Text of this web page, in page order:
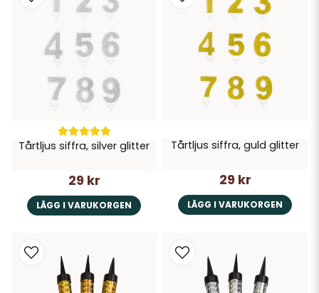
Tårtljus siffra, silver glitter
29 kr
LÄGG I VARUKORGEN
Tårtljus siffra, guld glitter
29 kr
LÄGG I VARUKORGEN